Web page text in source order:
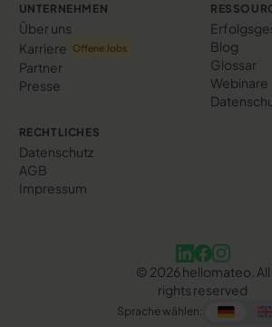
UNTERNEHMEN
Über uns
Karriere
Offene Jobs
Partner
Presse
Blog
Glossar
Webinare
RECHTLICHES
Datenschutz
AGB
Impressum
© 2026 hellomateo. All
rights reserved
Sprache wählen: